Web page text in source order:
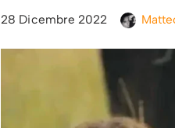
28 Dicembre 2022